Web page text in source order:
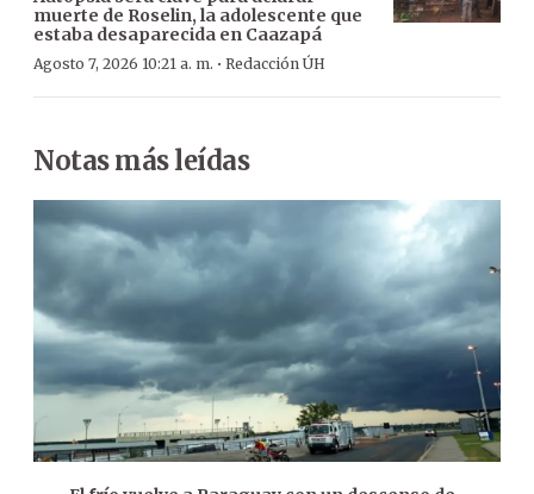
muerte de Roselin, la adolescente que
estaba desaparecida en Caazapá
Agosto 7, 2026 10:21 a. m. · Redacción ÚH
Notas más leídas